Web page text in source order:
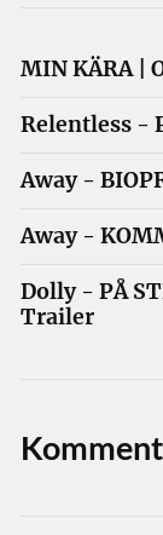
MIN KÄRA |
Relentless -
Away -
Away -
Dolly - PÅ
Trailer